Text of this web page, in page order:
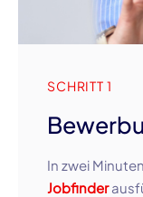
SCHRITT 1
In zwei
Jobfinder